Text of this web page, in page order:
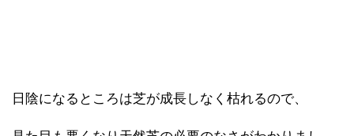
日陰になるところは芝が成長しなく枯れるので、